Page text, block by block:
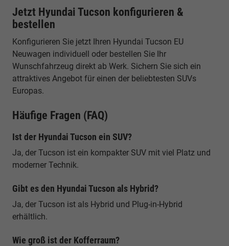
Jetzt Hyundai Tucson konfigurieren &
bestellen
Konfigurieren Sie jetzt Ihren Hyundai Tucson EU
Neuwagen individuell oder bestellen Sie Ihr
Wunschfahrzeug direkt ab Werk. Sichern Sie sich ein
attraktives Angebot für einen der beliebtesten SUVs
Europas.
Häufige Fragen (FAQ)
Ist der Hyundai Tucson ein SUV?
Ja, der Tucson ist ein kompakter SUV mit viel Platz und
moderner Technik.
Gibt es den Hyundai Tucson als Hybrid?
Ja, der Tucson ist als Hybrid und Plug-in-Hybrid
erhältlich.
Wie groß ist der Kofferraum?